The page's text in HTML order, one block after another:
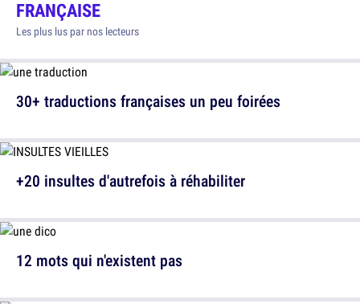
FRANÇAISE
Les plus lus par nos lecteurs
30+ traductions françaises un peu foirées
12 mots qui n'existent pas
+20 insultes d'autrefois à réhabiliter